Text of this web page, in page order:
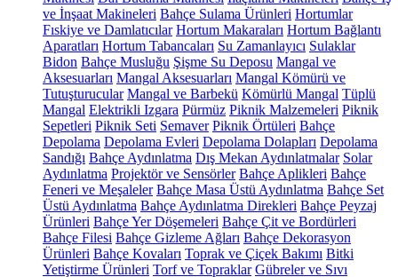
ve İnşaat Makineleri Bahçe Sulama Ürünleri Hortumlar
Fıskiye ve Damlatıcılar Hortum Makaraları Hortum Bağlantı
Aparatları Hortum Tabancaları Su Zamanlayıcı Sulaklar
Bidon Bahçe Musluğu Şişme Su Deposu Mangal ve
Aksesuarları Mangal Aksesuarları Mangal Kömürü ve
Tutuşturucular Mangal ve Barbekü Kömürlü Mangal Tüplü
Mangal Elektrikli Izgara Pürmüz Piknik Malzemeleri Piknik
Sepetleri Piknik Seti Semaver Piknik Örtüleri Bahçe
Depolama Depolama Evleri Depolama Dolapları Depolama
Sandığı Bahçe Aydınlatma Dış Mekan Aydınlatmalar Solar
Aydınlatma Projektör ve Sensörler Bahçe Aplikleri Bahçe
Feneri ve Meşaleler Bahçe Masa Üstü Aydınlatma Bahçe Set
Üstü Aydınlatma Bahçe Aydınlatma Direkleri Bahçe Peyzaj
Ürünleri Bahçe Yer Döşemeleri Bahçe Çit ve Bordürleri
Bahçe Filesi Bahçe Gizleme Ağları Bahçe Dekorasyon
Ürünleri Bahçe Kovaları Toprak ve Çiçek Bakımı Bitki
Yetiştirme Ürünleri Torf ve Topraklar Gübreler ve Sıvı